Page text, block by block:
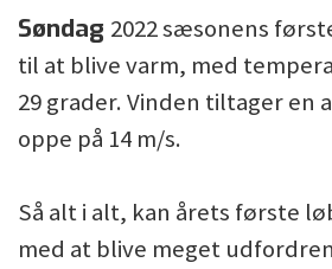
Søndag 2022 sæsonens
til at blive varm, med
29 grader. Vinden tiltager en
oppe på 14 m/s.
Så alt i alt, kan årets første
med at blive meget